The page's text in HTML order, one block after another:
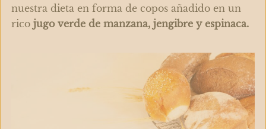
nuestra dieta en forma decopos añadido en un
rico jugo verde de manzana, jengibre y espinaca.